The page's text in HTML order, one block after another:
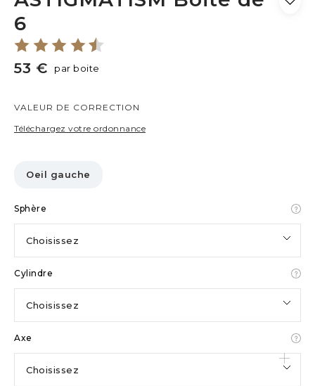
6
53 € par boite
VALEUR DE CORRECTION
Téléchargez votre ordonnance
Oeil gauche
Sphère
Choisissez
Cylindre
Choisissez
Axe
Choisissez